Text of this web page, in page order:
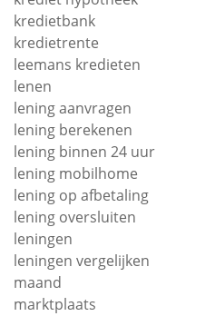
kredietbank
kredietrente
leemans kredieten
lenen
lening aanvragen
lening berekenen
lening binnen 24 uur
lening mobilhome
lening op afbetaling
lening oversluiten
leningen
leningen vergelijken
maand
marktplaats